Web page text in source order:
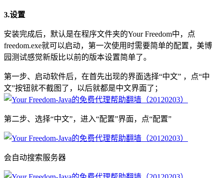
3.设置
安装完成后，默认是在程序文件夹的Your Freedom中，点
freedom.exe就可以启动，第一次使用时需要简单的配置，美博
园测试感觉新版比以前的版本设置简单了。
第一步、启动软件后，在首先出现的界面选择“中文” ，点“中
文”按钮就不截图了，以后就都是中文界面了；
第二步、选择“中文”，进入“配置”界面，点“配置”
会自动搜索服务器